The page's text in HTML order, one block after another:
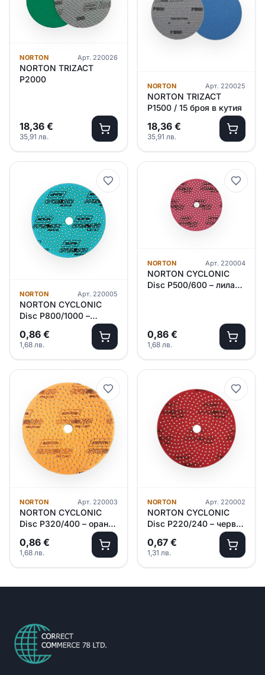
NORTON Арт. 220026
NORTON TRIZACT
P2000
18,36 €
35,91 лв.
NORTON Арт. 220025
NORTON TRIZACT
P1500 / 15 броя в кутия
18,36 €
35,91 лв.
NORTON Арт. 220005
NORTON CYCLONIC
Disc P800/1000 –
тюркоаз /optional/ 50
боря в кутия/
0,86 €
1,68 лв.
NORTON Арт. 220004
NORTON CYCLONIC
Disc P500/600 – лилав /
0,86 €
1,68 лв.
NORTON Арт. 220003
NORTON CYCLONIC
Disc P320/400 – оранж
0,86 €
1,68 лв.
NORTON Арт. 220002
NORTON CYCLONIC
Disc P220/240 – червен
/ 100 броя в кутия
0,67 €
1,31 лв.